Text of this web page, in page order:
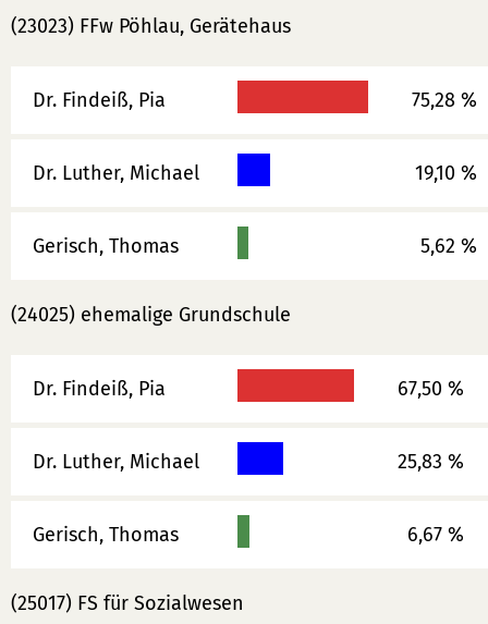
(23023) FFw Pöhlau, Gerätehaus
Dr. Findeiß, Pia 75,28 %
Dr. Luther, Michael 19,10 %
Gerisch, Thomas 5,62 %
(24025) ehemalige Grundschule
Dr. Findeiß, Pia 67,50 %
Dr. Luther, Michael 25,83 %
Gerisch, Thomas 6,67 %
(25017) FS für Sozialwesen